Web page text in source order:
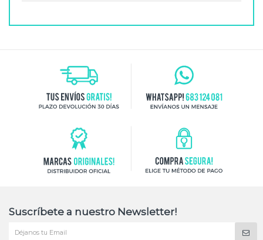
Suscríbete a nuestro Newsletter!